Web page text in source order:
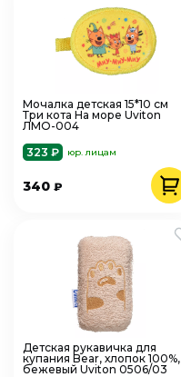
Мочалка детская 15*10 см
Три кота На море Uviton
ЛМО-004
323 ₽
юр. лицам
340 ₽
Детская рукавичка для
купания Bear, хлопок 100%,
бежевый Uviton 0506/03